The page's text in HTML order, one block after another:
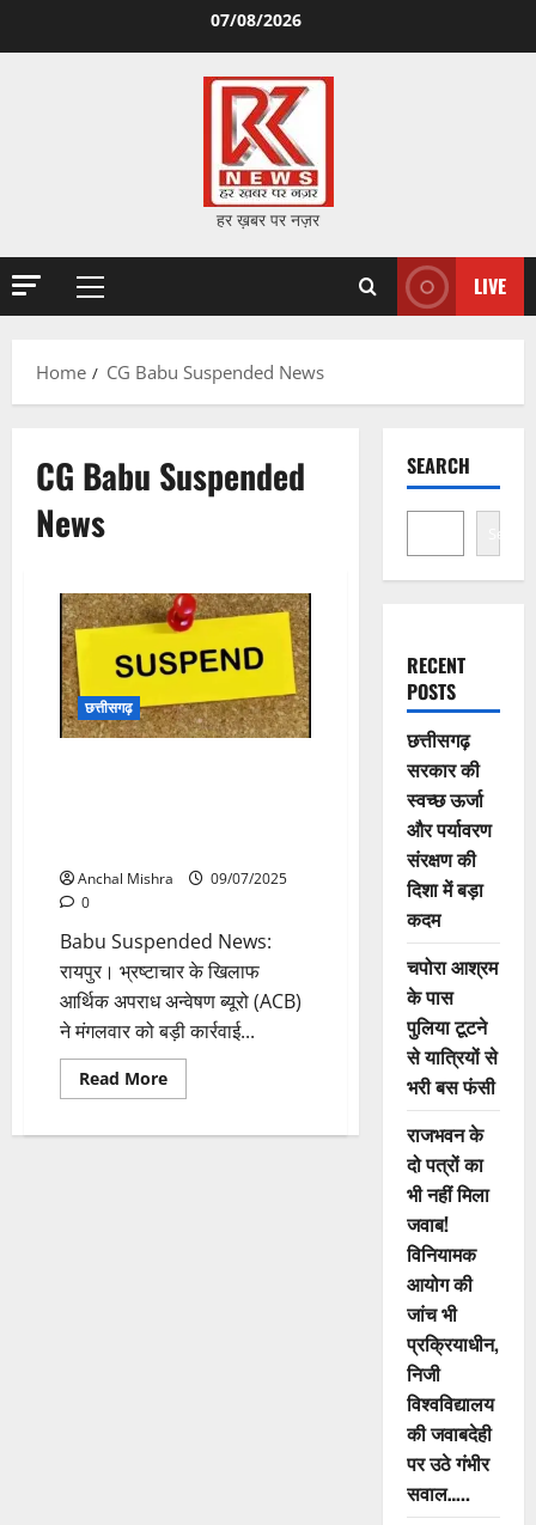
07/08/2026
हर ख़बर पर नज़र
Primary
LIVE
Home CG Babu Suspended News
CG Babu Suspended
News
छत्तीसगढ़
Anchal Mishra
09/07/2025
0
Babu Suspended News:
रायपुर। भ्रष्टाचार के खिलाफ
आर्थिक अपराध अन्वेषण ब्यूरो (ACB)
ने मंगलवार को बड़ी कार्रवाई...
Read MoreRead
more
Babu
SEARCH
Search
RECENT
POSTS
छत्तीसगढ़
सरकार की
स्वच्छ ऊर्जा
और पर्यावरण
संरक्षण की
दिशा में बड़ा
कदम
चपोरा आश्रम
के पास
पुलिया टूटने
से यात्रियों से
भरी बस फंसी
राजभवन के
दो पत्रों का
भी नहीं मिला
जवाब!
विनियामक
आयोग की
जांच भी
प्रक्रियाधीन,
निजी
विश्वविद्यालय
की जवाबदेही
पर उठे गंभीर
सवाल…..